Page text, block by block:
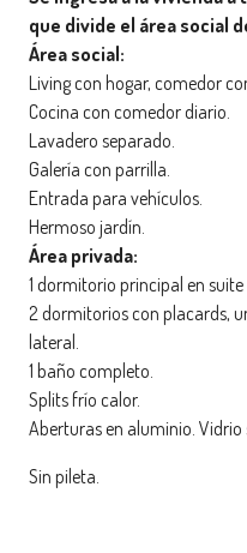
que divide el área social
Área social:
Living con hogar, comedor
Cocina con comedor diario.
Lavadero separado.
Galería con parrilla.
Entrada para vehículos.
Hermoso jardín.
Área privada:
1 dormitorio principal en
2 dormitorios con placards,
lateral.
1 baño completo.
Splits frío calor.
Aberturas en aluminio. Vidrio
Sin pileta.